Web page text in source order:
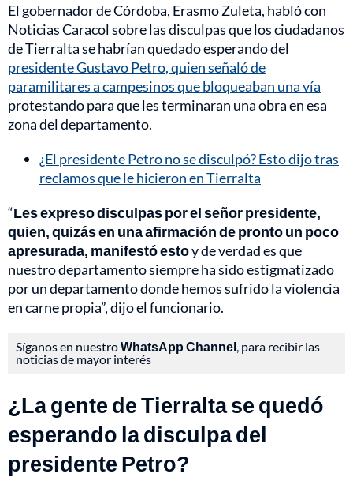
El gobernador de Córdoba, Erasmo Zuleta, habló con
Noticias Caracol sobre las disculpas que los ciudadanos
de Tierralta se habrían quedado esperando del
presidente Gustavo Petro, quien señaló de
paramilitares a campesinos que bloqueaban una vía
protestando para que les terminaran una obra en esa
zona del departamento.
¿El presidente Petro no se disculpó? Esto dijo tras
reclamos que le hicieron en Tierralta
“Les expreso disculpas por el señor presidente,
quien, quizás en una afirmación de pronto un poco
apresurada, manifestó estoy de verdad es que
nuestro departamento siempre ha sido estigmatizado
por un departamento donde hemos sufrido la violencia
en carne propia”, dijo el funcionario.
Síganos en nuestroWhatsApp Channel , para recibir las
noticias de mayor interés
¿La gente de Tierralta se quedó
esperando la disculpa del
presidente Petro?